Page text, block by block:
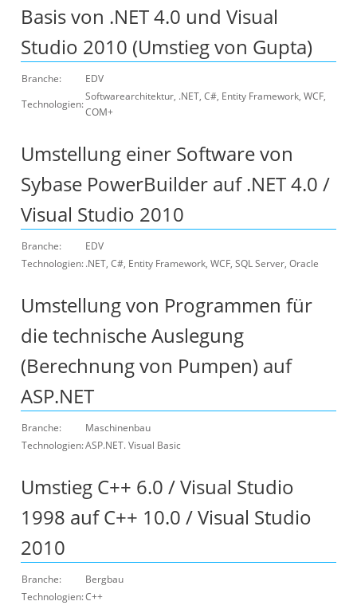
Basis von .NET 4.0 und Visual
Studio 2010 (Umstieg von Gupta)
Branche:
EDV
Technologien:
Softwarearchitektur, .NET, C#, Entity Framework, WCF,
COM+
Umstellung einer Software von
Sybase PowerBuilder auf .NET 4.0 /
Visual Studio 2010
Branche:
EDV
Technologien:.NET, C#, Entity Framework, WCF, SQL Server, Oracle
Umstellung von Programmen für
die technische Auslegung
(Berechnung von Pumpen) auf
ASP.NET
Branche:
Maschinenbau
Technologien:ASP.NET. Visual Basic
Umstieg C++ 6.0 / Visual Studio
1998 auf C++ 10.0 / Visual Studio
2010
Branche:
Bergbau
Technologien:C++